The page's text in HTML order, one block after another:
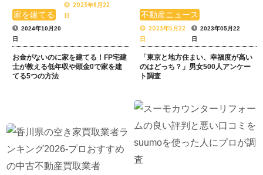
家を建てる
2023年8月22
日
2024年10月20
日
お金がないのに家を建てる！FP宅建
士が教える低年収や頭金0で家を建
てる5つの方法
不動産ニュース
2023年5月22
日
2023年05月22
日
「東京と地方住まい、幸福度が高い
のはどっち？」男女500人アンケー
ト調査